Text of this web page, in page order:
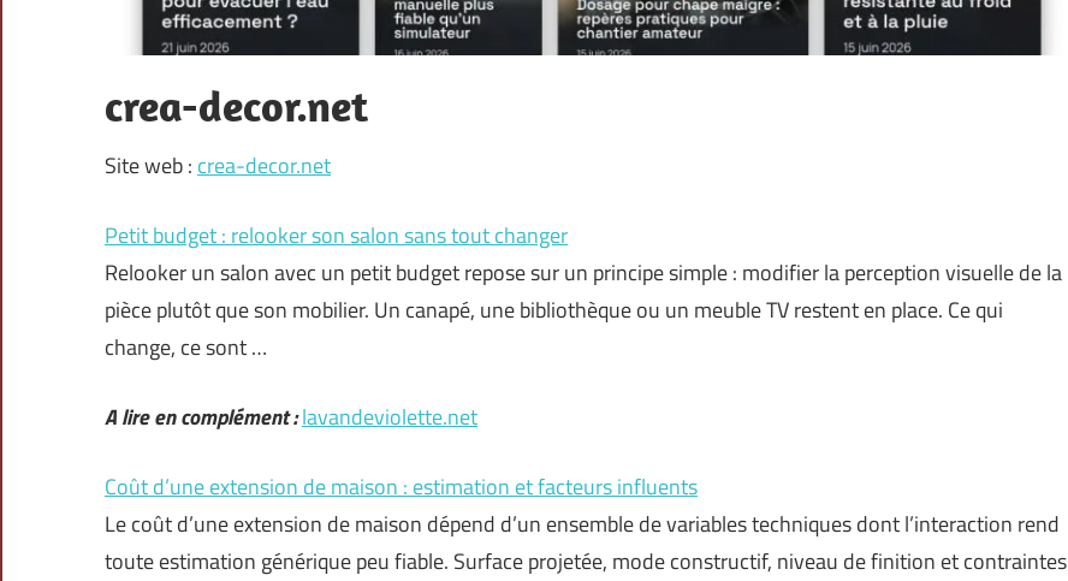
crea-decor.net
Site web : crea-decor.net
Petit budget : relooker son salon sans tout changer
Relooker un salon avec un petit budget repose sur un principe simple : modifier la perception visuelle de la
pièce plutôt que son mobilier. Un canapé, une bibliothèque ou un meuble TV restent en place. Ce qui
change, ce sont …
A lire en complément :lavandeviolette.net
Coût d’une extension de maison : estimation et facteurs influents
Le coût d’une extension de maison dépend d’un ensemble de variables techniques dont l’interaction rend
toute estimation générique peu fiable. Surface projetée, mode constructif, niveau de finition et contraintes